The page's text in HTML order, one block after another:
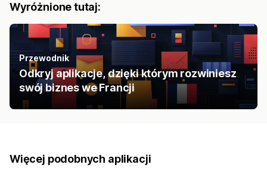
Wyróżnione tutaj:
Przewodnik
Odkryj aplikacje, dzięki którym rozwiniesz
swój biznes we Francji
Więcej podobnych aplikacji